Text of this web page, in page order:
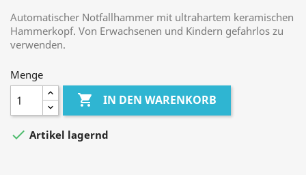
Automatischer Notfallhammer mit ultrahartem keramischen
Hammerkopf. Von Erwachsenen und Kindern gefahrlos zu
verwenden.
Menge
 IN DEN WARENKORB
 Artikel lagernd